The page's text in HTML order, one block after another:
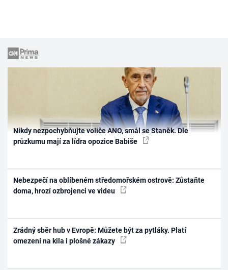
Nikdy nezpochybňujte voliče ANO, smál se Staněk. Dle
průzkumu mají za lídra opozice Babiše
Nebezpečí na oblíbeném středomořském ostrově: Zůstaňte
doma, hrozí ozbrojenci ve videu
Zrádný sběr hub v Evropě: Můžete být za pytláky. Platí
omezení na kila i plošné zákazy